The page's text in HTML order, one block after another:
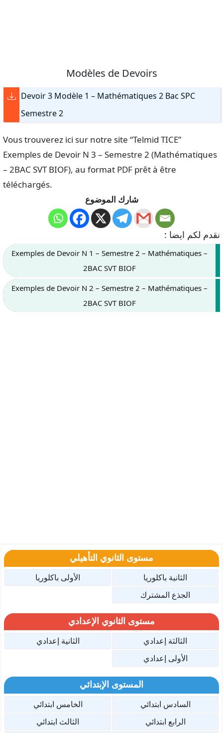
Modèles de Devoirs
Devoir 3 Modèle 1 – Mathématiques 2 Bac SPC
Semestre 2
Vous trouverez ici sur notre site “Telmid TICE”
Exemples de Devoir N 3 – Semestre 2 (Mathématiques
– 2BAC SVT BIOF), au format PDF prêt à être
téléchargés.
شارك الموضوع
نقدم لكم ايضا :
Exemples de Devoir N 1 – Semestre 2 – Mathématiques –
2BAC SVT BIOF
Exemples de Devoir N 2 – Semestre 2 – Mathématiques –
2BAC SVT BIOF
مستوى الثانوي التأهيلي
الثانية باكلوريا
الأولى باكلوريا
الجذع المشترك
مستوى الثانوي الإعدادي
الثالثة إعدادي
الثانية إعدادي
الأولى إعدادي
المستوى الإبتدائي
السادس ابتدائي
الخامس ابتدائي
الرابع ابتدائي
الثالث ابتدائي